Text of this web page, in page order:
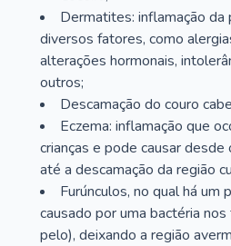
Dermatites: inflamação da
diversos fatores, como
alterações hormonais,
outros;
Descamação do couro
Eczema: inflamação que
crianças e pode causar
até a descamação da região
Furúnculos, no qual há um
causado por uma bactéria
pelo), deixando a região